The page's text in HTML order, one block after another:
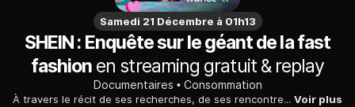
Samedi 21 Décembre à 01h13
SHEIN : Enquête sur le géant de la fast
fashion en streaming gratuit & replay
Documentaires Consommation
À travers le récit de ses recherches, de ses rencontres et de ses expériences, Claire Latour, influenceuse, explore les dessous du géant de l’ultra fast fashion : Shein. Véritable coût écologique, qualité et toxicité des vêtements, techniques de vente, greenwashing ou encore les raisons d’un prix ultra bas, cette enquête inédite l’amène à questionner sa manière de consommer… mais aussi d’influencer. Voir plus